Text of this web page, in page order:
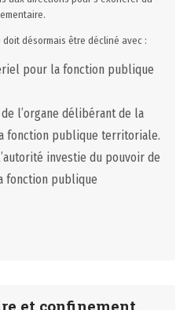
doit désormais être décliné avec :
pour la fonction publique
l’organe délibérant de la
fonction publique territoriale.
investie du pouvoir de
fonction publique
et confinement